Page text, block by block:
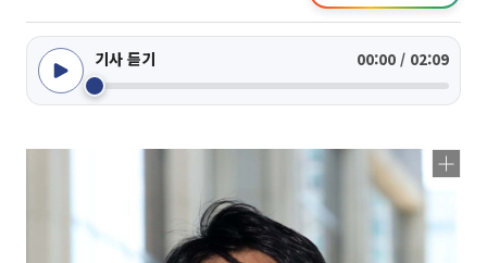
기사 듣기 00:00 / 02:09